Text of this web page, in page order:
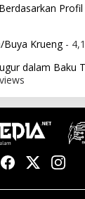
Buya Krueng-
dalam Baku